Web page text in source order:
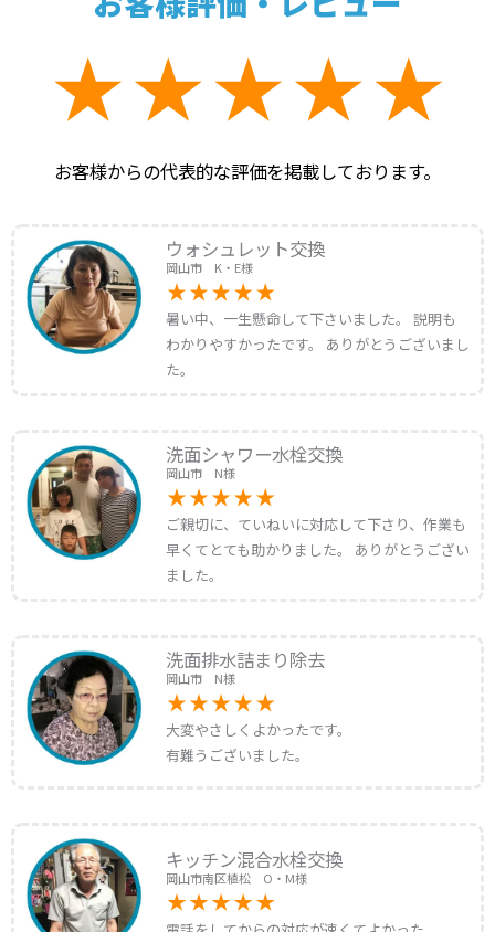
お客様からの代表的な評価を掲載しております。
ウォシュレット交換
岡山市 K・E様
暑い中、一生懸命して下さいました。 説明も
わかりやすかったです。 ありがとうございまし
た。
洗面シャワー水栓交換
岡山市 N様
ご親切に、ていねいに対応して下さり、作業も
早くてとても助かりました。 ありがとうござい
ました。
洗面排水詰まり除去
岡山市 N様
大変やさしくよかったです。
有難うございました。
キッチン混合水栓交換
岡山市南区植松 O・M様